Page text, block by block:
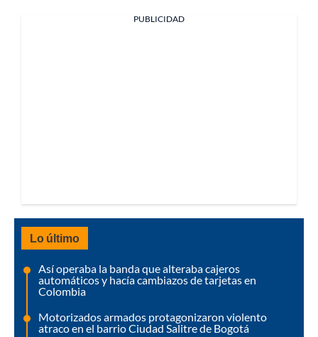
PUBLICIDAD
Lo último
Así operaba la banda que alteraba cajeros
automáticos y hacía cambiazos de tarjetas en
Colombia
Motorizados armados protagonizaron violento
atraco en el barrio Ciudad Salitre de Bogotá